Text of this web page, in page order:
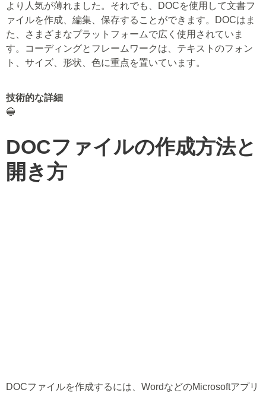
より人気が薄れました。それでも、DOCを使用して文書フ
ァイルを作成、編集、保存することができます。DOCはま
た、さまざまなプラットフォームで広く使用されていま
す。コーディングとフレームワークは、テキストのフォン
ト、サイズ、形状、色に重点を置いています。
技術的な詳細
🔵
DOCファイルの作成方法と
開き方
DOCファイルを作成するには、WordなどのMicrosoftアプリ